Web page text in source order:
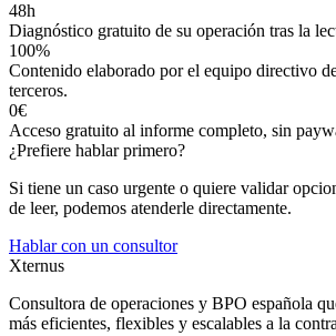
48h
Diagnóstico gratuito de su operación tras la
100%
Contenido elaborado por el equipo directivo
terceros.
0€
Acceso gratuito al informe completo, sin
¿Prefiere hablar primero?
Si tiene un caso urgente o quiere validar
de leer, podemos atenderle directamente.
Hablar con un consultor
Xternus
Consultora de operaciones y BPO española
más eficientes, flexibles y escalables a la